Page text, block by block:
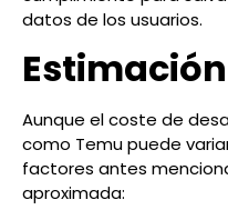
datos de los usuarios.
Aunque el coste de
como Temu puede
factores antes
aproximada: